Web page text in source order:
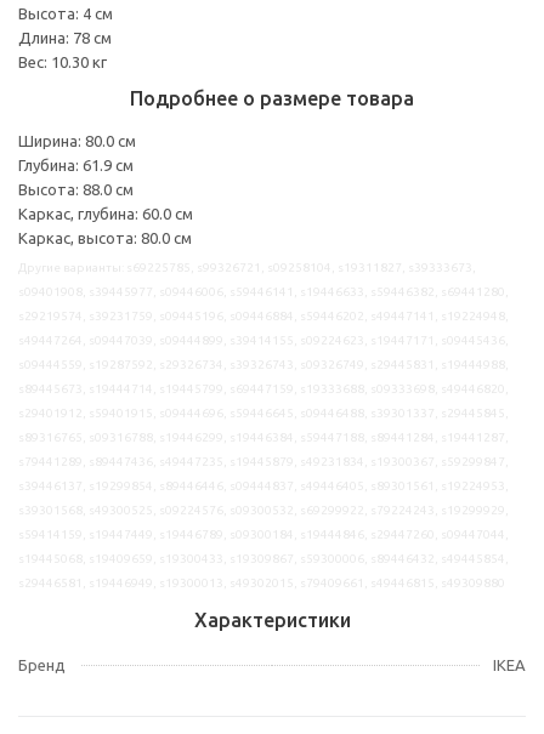
Высота: 4 см
Длина: 78 см
Вес: 10.30 кг
Подробнее о размере товара
Ширина: 80.0 см
Глубина: 61.9 см
Высота: 88.0 см
Каркас, глубина: 60.0 см
Каркас, высота: 80.0 см
Характеристики
Бренд IKEA